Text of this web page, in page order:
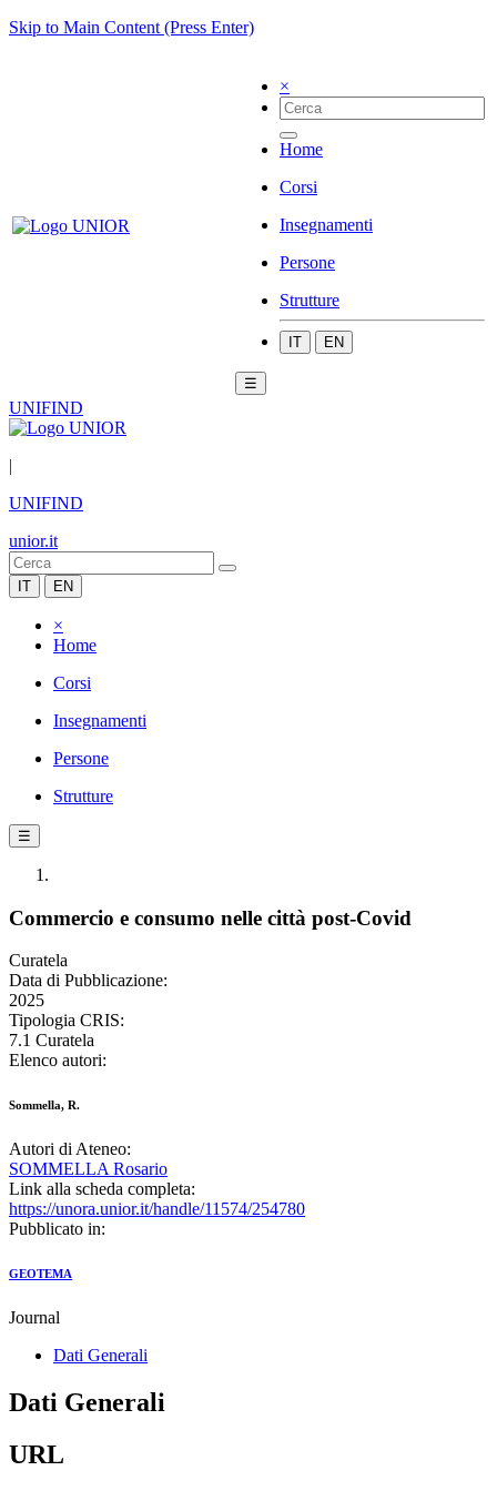
Skip to Main Content (Press Enter)
×
Home
Corsi
Insegnamenti
Persone
Strutture
IT EN
☰
UNIFIND
|
UNIFIND
unior.it
IT EN
×
Home
Corsi
Insegnamenti
Persone
Strutture
☰
Commercio e consumo nelle città post-Covid
Curatela
Data di Pubblicazione:
2025
Tipologia CRIS:
7.1 Curatela
Elenco autori:
Sommella, R.
Autori di Ateneo:
SOMMELLA Rosario
Link alla scheda completa:
https://unora.unior.it/handle/11574/254780
Pubblicato in:
GEOTEMA
Journal
Dati Generali
Dati Generali
URL